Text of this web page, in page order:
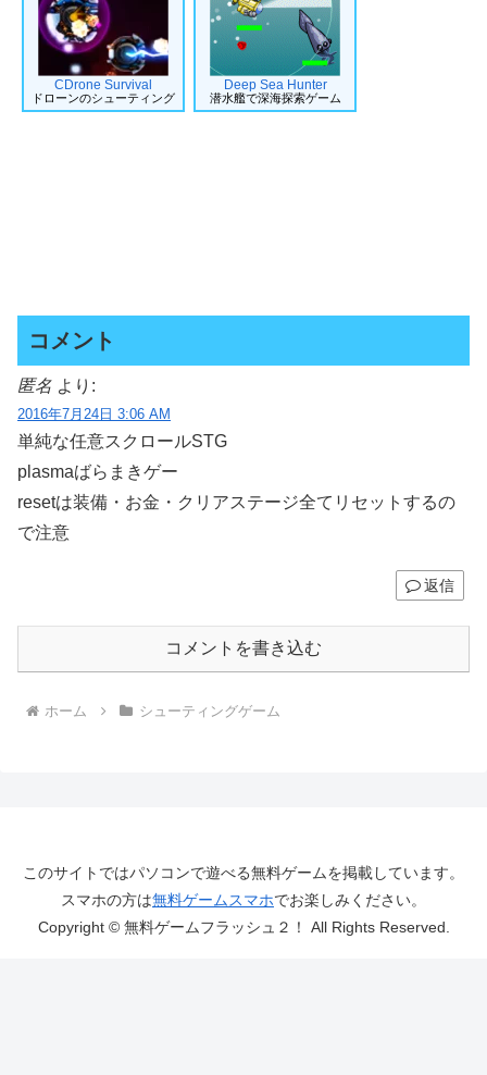
CDrone Survival
ドローンのシューティング
Deep Sea Hunter
潜水艦で深海探索ゲーム
コメント
匿名 より:
2016年7月24日 3:06 AM
単純な任意スクロールSTG
plasmaばらまきゲー
resetは装備・お金・クリアステージ全てリセットするの
で注意
返信
コメントを書き込む
ホーム シューティングゲーム
このサイトではパソコンで遊べる無料ゲームを掲載しています。
スマホの方は無料ゲームスマホでお楽しみください。
Copyright © 無料ゲームフラッシュ２！ All Rights Reserved.